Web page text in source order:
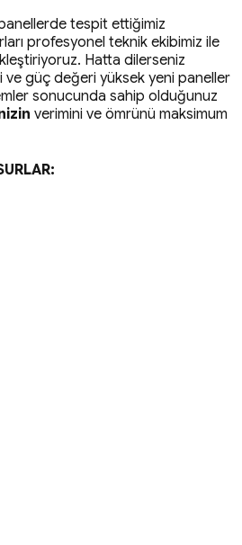
tespit ettiğimiz
profesyonel teknik ekibimiz ile
Hatta dilerseniz
ve güç değeri yüksek yeni paneller
sonucunda sahip olduğunuz
verimini ve ömrünü maksimum